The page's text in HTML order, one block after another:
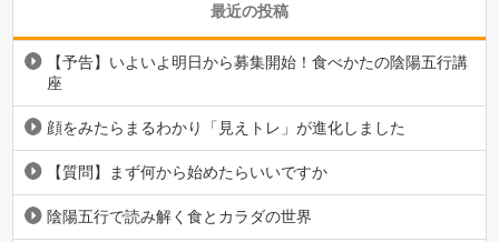
最近の投稿
【予告】いよいよ明日から募集開始！食べかたの陰陽五行講
座
顔をみたらまるわかり「見えトレ」が進化しました
【質問】まず何から始めたらいいですか
陰陽五行で読み解く食とカラダの世界